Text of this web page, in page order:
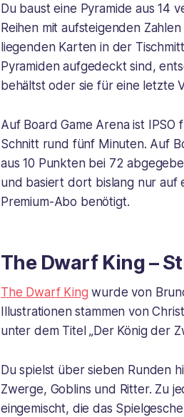
Du baust eine Pyramide aus 14
Reihen mit aufsteigenden
liegenden Karten in der
Pyramiden aufgedeckt sind,
behältst oder sie für eine letzte
Auf Board Game Arena ist
Schnitt rund fünf Minuten. Auf
aus 10 Punkten bei 72
und basiert dort bislang nur auf
Premium-Abo benötigt.
The Dwarf King –
The Dwarf King wurde von
Illustrationen stammen von
unter dem Titel „Der König der
Du spielst über sieben Runden
Zwerge, Goblins und Ritter. Zu
eingemischt, die das